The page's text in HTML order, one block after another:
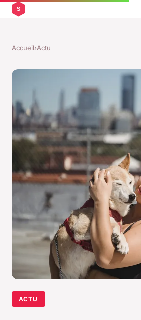
Accueil›Actu
ACTU